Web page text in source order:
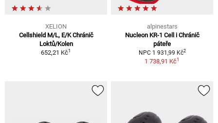
XELION
Cellshield M/L, E/K Chránič
Loktů/Kolen
652,21 Kč1
alpinestars
Nucleon KR-1 Cell i Chránič
páteře
NPC 1 931,99 Kč2
1 738,91 Kč1